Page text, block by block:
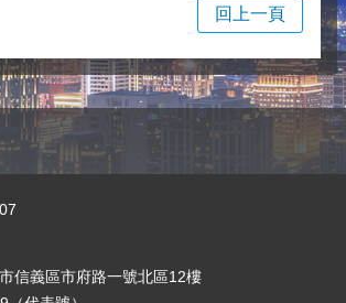
回上一頁
信義區市府路一號北區12樓